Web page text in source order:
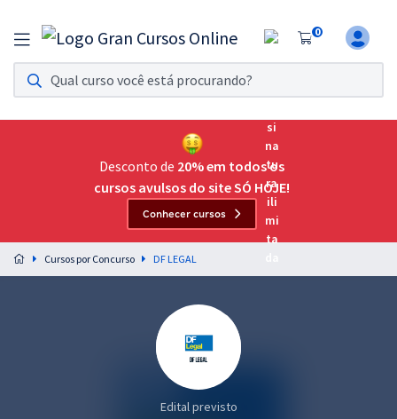
0
Assinatura Ilimitada 11
Acesso a todos os cursos. Teste grátis por 7 dias!
Assinatura OAB Até Passar
Acesso ilimitado a toda preparação para o Exame da
Preparação completa e intensiva para as principais
residências em saúde do Brasil
Desconto de 20% em todos os
cursos avulsos do site SÓ HOJE!
Conhecer cursos
Cursos por Concurso DF LEGAL
Edital previsto